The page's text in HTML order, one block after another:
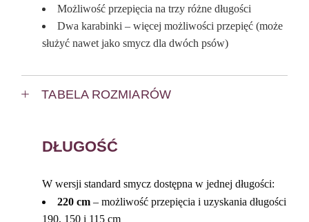
Możliwość przepięcia na trzy różne długości
Dwa karabinki – więcej możliwości przepięć (może
służyć nawet jako smycz dla dwóch psów)
TABELA ROZMIARÓW
DŁUGOŚĆ
W wersji standard smycz dostępna w jednej długości:
220 cm – możliwość przepięcia i uzyskania długości
190, 150 i 115 cm